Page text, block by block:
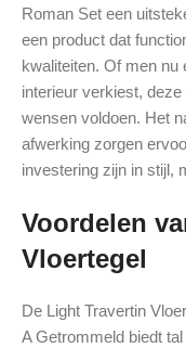
Roman Set een
een product dat
kwaliteiten. Of men nu
interieur verkiest,
wensen voldoen. Het
afwerking zorgen
investering zijn in stijl,
Voordelen
Vloertegel
De Light Travertin
A Getrommeld biedt